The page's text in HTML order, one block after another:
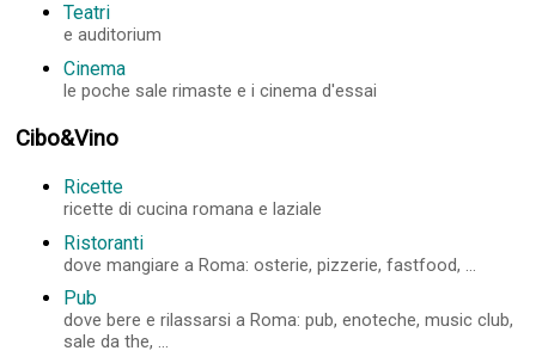
Teatri
e auditorium
Cinema
le poche sale rimaste e i cinema d'essai
Cibo&Vino
Ricette
ricette di cucina romana e laziale
Ristoranti
dove mangiare a Roma: osterie, pizzerie, fastfood, ...
Pub
dove bere e rilassarsi a Roma: pub, enoteche, music club,
sale da the, ...